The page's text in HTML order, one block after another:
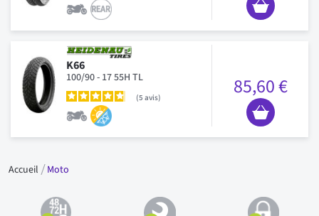
K66
100/90 - 17 55H TL
5 avis 85,60 €
Accueil Moto